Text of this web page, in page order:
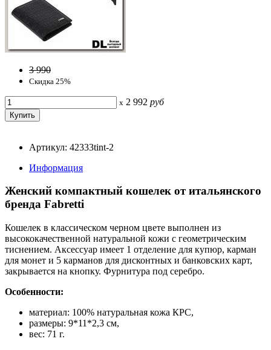
3 990
Скидка 25%
x 2 992 руб
Артикул: 42333tint-2
Информация
Женский компактный кошелек от итальянского
бренда Fabretti
Кошелек в классическом черном цвете выполнен из
высококачественной натуральной кожи с геометрическим
тиснением. Аксессуар имеет 1 отделение для купюр, карман
для монет и 5 карманов для дисконтных и банковских карт,
закрывается на кнопку. Фурнитура под серебро.
Особенности:
материал: 100% натуральная кожа КРС,
размеры: 9*11*2,3 см,
вес: 71 г.